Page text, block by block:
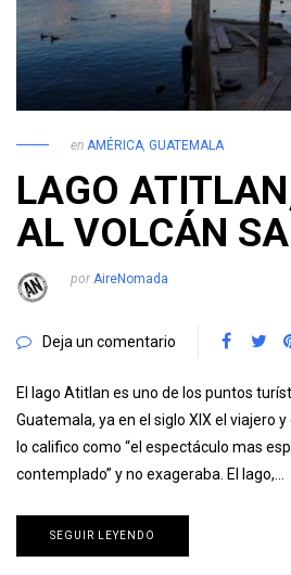
en AMÉRICA, GUATEMALA
LAGO
AL VOLCÁN
por AireNomada
Deja un comentario
El lago Atitlan es uno de los puntos
Guatemala, ya en el siglo XIX el viajero
lo califico como “el espectáculo mas
contemplado” y no exageraba. El lago,…
SEGUIR LEYENDO